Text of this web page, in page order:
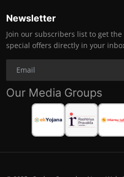
Newsletter
Join our subscribers list to get
special offers directly in your
Our Media Groups